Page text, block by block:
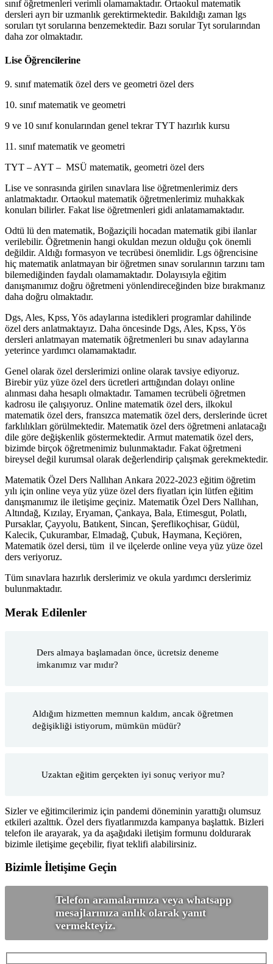
sınıf öğretmenleri verimli olamamaktadır. Ortaokul matematik
dersleri ayrı bir uzmanlık gerektirmektedir. Bakıldığı zaman lgs
soruları tyt sorularına benzemektedir. Bazı sorular Tyt sorularından
daha zor olmaktadır.
Lise Öğrencilerine
9. sınıf matematik özel ders ve geometri özel ders
10. sınıf matematik ve geometri
9 ve 10 sınıf konularından genel tekrar TYT hazırlık kursu
11. sınıf matematik ve geometri
TYT – AYT – MSÜ matematik, geometri özel ders
Lise ve sonrasında girilen sınavlara lise öğretmenlerimiz ders
anlatmaktadır. Ortaokul matematik öğretmenlerimiz muhakkak
konuları bilirler. Fakat lise öğretmenleri gidi anlatamamaktadır.
Odtü lü den matematik, Boğaziçili hocadan matematik gibi ilanlar
verilebilir. Öğretmenin hangi okuldan mezun olduğu çok önemli
değildir. Aldığı formasyon ve tecrübesi önemlidir. Lgs öğrencisine
hiç matematik anlatmayan bir öğretmen sınav sorularının tarzını tam
bilemediğinden faydalı olamamaktadır. Dolayısıyla eğitim
danışmanımız doğru öğretmeni yönlendireceğinden bize bırakmanız
daha doğru olmaktadır.
Dgs, Ales, Kpss, Yös adaylarına istedikleri programlar dahilinde
özel ders anlatmaktayız. Daha öncesinde Dgs, Ales, Kpss, Yös
dersleri anlatmayan matematik öğretmenleri bu sınav adaylarına
yeterince yardımcı olamamaktadır.
Genel olarak özel derslerimizi online olarak tavsiye ediyoruz.
Birebir yüz yüze özel ders ücretleri arttığından dolayı online
alınması daha hesaplı olmaktadır. Tamamen tecrübeli öğretmen
kadrosu ile çalışıyoruz. Online matematik özel ders, ilkokul
matematik özel ders, fransızca matematik özel ders, derslerinde ücret
farklılıkları görülmektedir. Matematik özel ders öğretmeni anlatacağı
dile göre değişkenlik göstermektedir. Armut matematik özel ders,
bizimde birçok öğretmenimiz bulunmaktadır. Fakat öğretmeni
bireysel değil kurumsal olarak değerlendirip çalışmak gerekmektedir.
Matematik Özel Ders Nallıhan Ankara 2022-2023 eğitim öğretim
yılı için online veya yüz yüze özel ders fiyatları için lütfen eğitim
danışmanımız ile iletişime geçiniz. Matematik Özel Ders Nallıhan,
Altındağ, Kızılay, Eryaman, Çankaya, Bala, Etimesgut, Polatlı,
Pursaklar, Çayyolu, Batıkent, Sincan, Şereflikoçhisar, Güdül,
Kalecik, Çukurambar, Elmadağ, Çubuk, Haymana, Keçiören,
Matematik özel dersi, tüm il ve ilçelerde online veya yüz yüze özel
ders veriyoruz.
Tüm sınavlara hazırlık derslerimiz ve okula yardımcı derslerimiz
bulunmaktadır.
Merak Edilenler
Ders almaya başlamadan önce, ücretsiz deneme
imkanımız var mıdır?
Aldığım hizmetten memnun kaldım, ancak öğretmen
değişikliği istiyorum, mümkün müdür?
Uzaktan eğitim gerçekten iyi sonuç veriyor mu?
Sizler ve eğitimcilerimiz için pandemi döneminin yarattığı olumsuz
etkileri azalttık. Özel ders fiyatlarımızda kampanya başlattık. Bizleri
telefon ile arayarak, ya da aşağıdaki iletişim formunu doldurarak
bizimle iletişime geçebilir, fiyat teklifi alabilirsiniz.
Bizimle İletişime Geçin
Telefon aramalarınıza veya whatsapp
mesajlarınıza anlık olarak yanıt
vermekteyiz.